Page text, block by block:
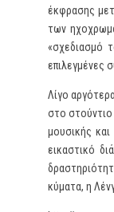
έκφρασης
των
«σχεδιασμό
επιλεγμένες
Λίγο
στο στούντιο
μουσικής
εικαστικό
κύματα, η